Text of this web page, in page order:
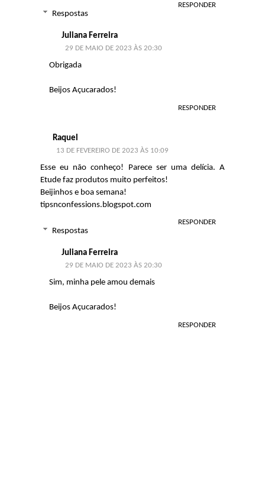
RESPONDER
Respostas
Juliana Ferreira
29 DE MAIO DE 2023 ÀS 20:30
Obrigada
Beijos Açucarados!
RESPONDER
Raquel
13 DE FEVEREIRO DE 2023 ÀS 10:09
Esse eu não conheço! Parece ser uma delícia. A
Etude faz produtos muito perfeitos!
Beijinhos e boa semana!
tipsnconfessions.blogspot.com
RESPONDER
Respostas
Juliana Ferreira
29 DE MAIO DE 2023 ÀS 20:30
Sim, minha pele amou demais
Beijos Açucarados!
RESPONDER